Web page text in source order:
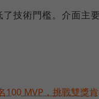
技術門檻。介面主
100 MVP，挑戰雙獎肯